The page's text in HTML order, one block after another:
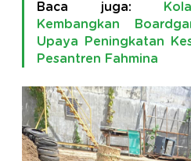
Baca juga:
Kembangkan
Upaya Peningkatan
Pesantren Fahmina